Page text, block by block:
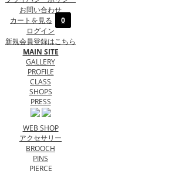
お問い合わせ
カートを見る
0
ログイン
新規会員登録はこちら
MAIN SITE
GALLERY
PROFILE
CLASS
SHOPS
PRESS
WEB SHOP
アクセサリー
BROOCH
PINS
PIERCE